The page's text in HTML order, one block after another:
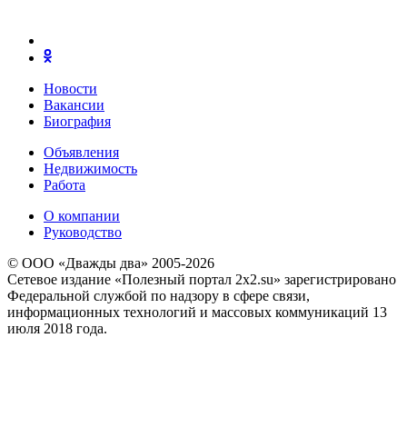
Новости
Вакансии
Биография
Объявления
Недвижимость
Работа
О компании
Руководство
© ООО «Дважды два» 2005-2026
Сетевое издание «Полезный портал 2x2.su» зарегистрировано
Федеральной службой по надзору в сфере связи,
информационных технологий и массовых коммуникаций 13
июля 2018 года.